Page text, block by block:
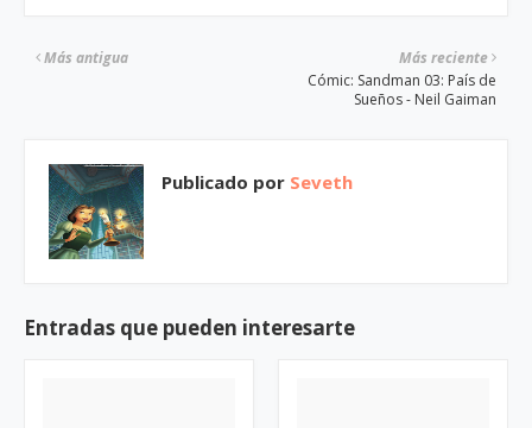
Más reciente
Cómic: Sandman 03: País de
Sueños - Neil Gaiman
Más antigua
Publicado por Seveth
Entradas que pueden interesarte